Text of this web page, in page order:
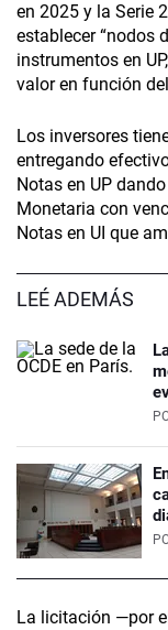
en 2025 y la Serie
establecer “nodos
instrumentos en
valor en función
Los inversores
entregando
Notas en UP
Monetaria con
Notas en UI que
LEÉ ADEMÁS
La licitación —por